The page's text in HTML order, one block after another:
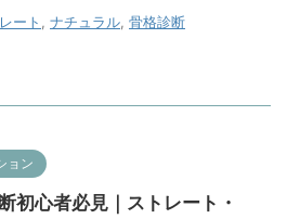
ート ナチュラル 骨格診断
ョン
初心者必見｜ストレート・